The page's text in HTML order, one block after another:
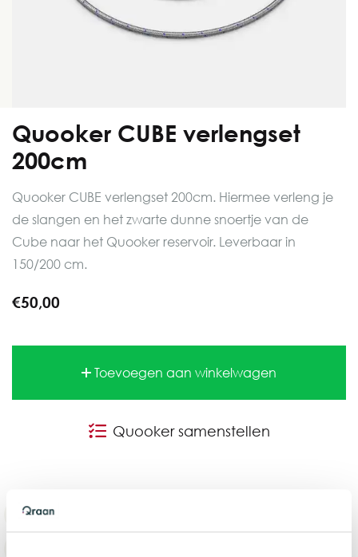
Quooker CUBE verlengset
200cm
Quooker CUBE verlengset 200cm. Hiermee verleng je
de slangen en het zwarte dunne snoertje van de
Cube naar het Quooker reservoir. Leverbaar in
150/200 cm.
€50,00
Toevoegen aan winkelwagen
Quooker samenstellen
Inclusief montage binnen 1 week